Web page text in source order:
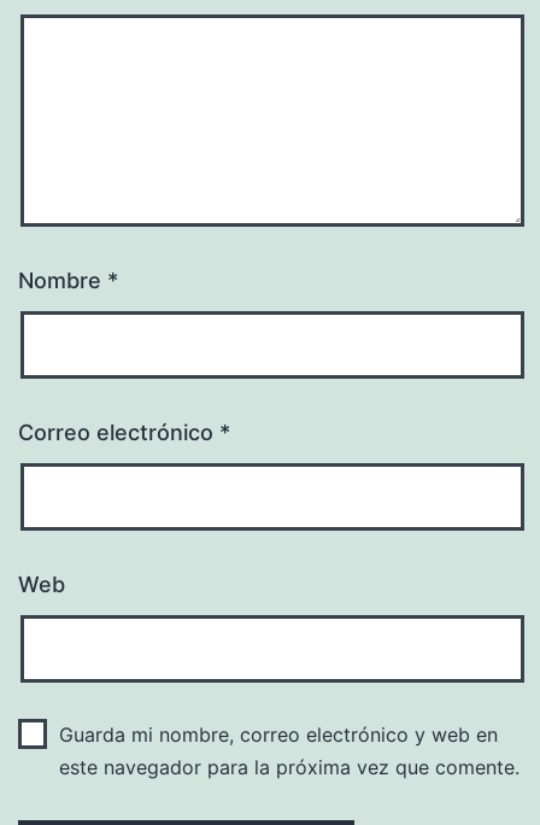
Nombre *
Correo electrónico *
Web
Guarda mi nombre, correo electrónico y web en
este navegador para la próxima vez que comente.